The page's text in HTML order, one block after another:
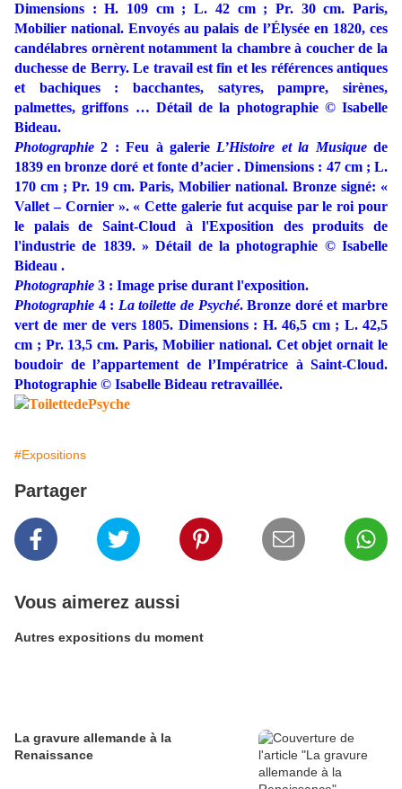
Dimensions : H. 109 cm ; L. 42 cm ; Pr. 30 cm. Paris,
Mobilier national. Envoyés au palais de l’Élysée en 1820, ces
candélabres ornèrent notamment la chambre à coucher de la
duchesse de Berry. Le travail est fin et les références antiques
et bachiques : bacchantes, satyres, pampre, sirènes,
palmettes, griffons … Détail de la photographie © Isabelle
Bideau.
Photographie 2 : Feu à galerie L’Histoire et la Musiquede
1839 en bronze doré et fonte d’acier . Dimensions : 47 cm ; L.
170 cm ; Pr. 19 cm. Paris, Mobilier national. Bronze signé: «
Vallet – Cornier ». « Cette galerie fut acquise par le roi pour
le palais de Saint-Cloud à l'Exposition des produits de
l'industrie de 1839. » Détail de la photographie © Isabelle
Bideau .
Photographie 3 : Image prise durant l'exposition.
Photographie 4 : La toilette de Psyché. Bronze doré et marbre
vert de mer de vers 1805. Dimensions : H. 46,5 cm ; L. 42,5
cm ; Pr. 13,5 cm. Paris, Mobilier national. Cet objet ornait le
boudoir de l’appartement de l’Impératrice à Saint-Cloud.
Photographie © Isabelle Bideau retravaillée.
#Expositions
Partager
Vous aimerez aussi
Autres expositions du moment
La gravure allemande à la
Renaissance